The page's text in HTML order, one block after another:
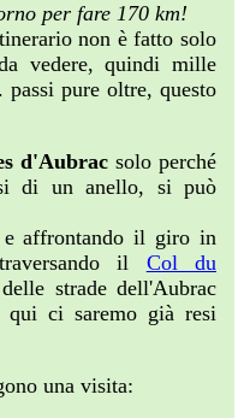
per fare 170 km!
non è fatto solo
vedere, quindi mille
pure oltre, questo
d'Aubracsolo perché
di un anello, si può
e affrontando il giro in
il Col du
strade dell'Aubrac
ci saremo già resi
una visita: